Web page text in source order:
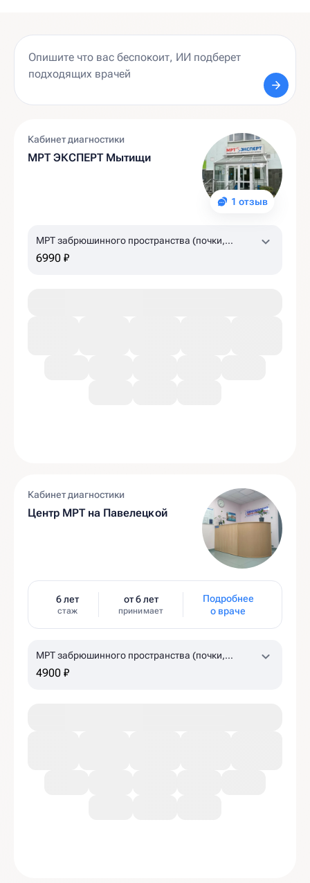
1 отзыв
Кабинет диагностики
МРТ ЭКСПЕРТ Мытищи
МРТ забрюшинного пространства (почки,
надпочечники, лимфоузлы)
6990 ₽
Кабинет диагностики
Центр МРТ на Павелецкой
6 лет
стаж
от 6 лет
принимает
Подробнее
о враче
МРТ забрюшинного пространства (почки,
надпочечники, лимфоузлы)
4900 ₽